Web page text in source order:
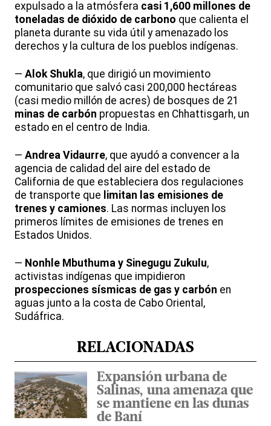
expulsado a la atmósfera casi 1,600 millones de
toneladas de dióxido de carbono que calienta el
planeta durante su vida útil y amenazado los
derechos y la cultura de los pueblos indígenas.
— Alok Shukla, que dirigió un movimiento
comunitario que salvó casi 200,000 hectáreas
(casi medio millón de acres) de bosques de 21
minas de carbón propuestas en Chhattisgarh, un
estado en el centro de India.
— Andrea Vidaurre, que ayudó a convencer a la
agencia de calidad del aire del estado de
California de que estableciera dos regulaciones
de transporte que limitan las emisiones de
trenes y camiones. Las normas incluyen los
primeros límites de emisiones de trenes en
Estados Unidos.
— Nonhle Mbuthuma y Sinegugu Zukulu,
activistas indígenas que impidieron
prospecciones sísmicas de gas y carbón en
aguas junto a la costa de Cabo Oriental,
Sudáfrica.
RELACIONADAS
Expansión urbana de
Salinas, una amenaza que
se mantiene en las dunas
de Baní